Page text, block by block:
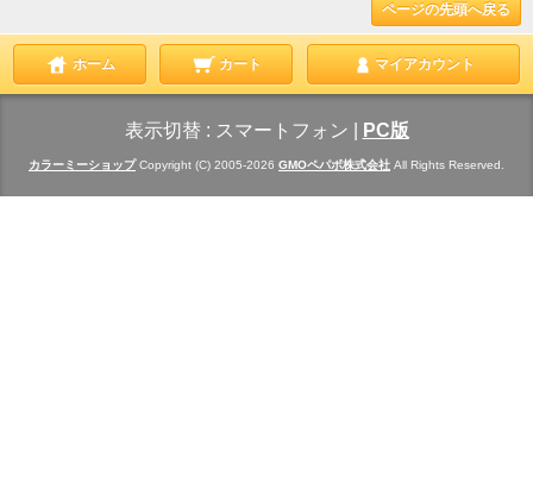
ページの先頭へ戻る
ホーム カート マイアカウント
表示切替 : スマートフォン PC版
カラーミーショップCopyright (C) 2005-2026 GMOペパボ株式会社 All Rights Reserved.